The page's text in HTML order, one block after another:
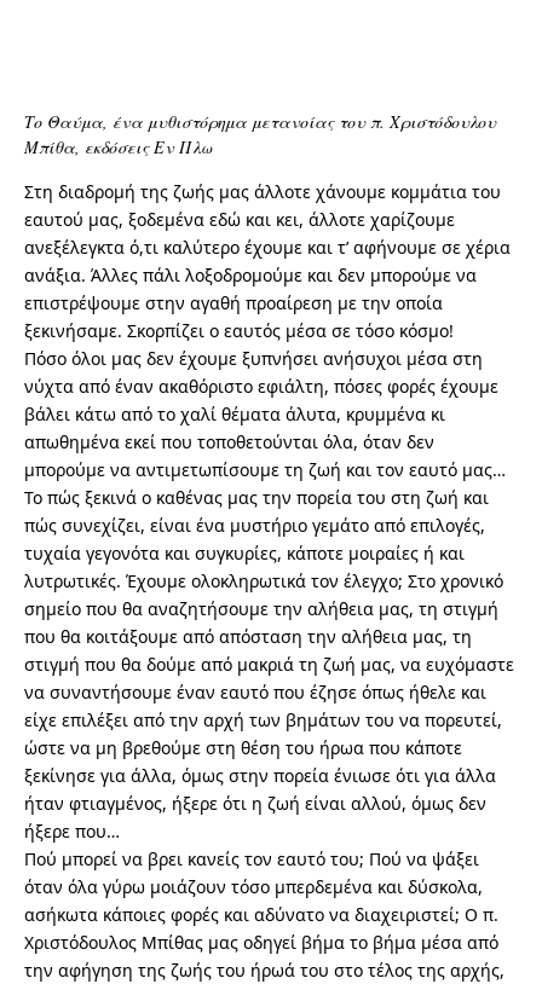
Το Θαύμα, ένα μυθιστόρημα μετανοίας του π. Χριστόδουλου
Μπίθα, εκδόσεις Εν Πλω
Στη διαδρομή της ζωής μας άλλοτε χάνουμε κομμάτια του
εαυτού μας, ξοδεμένα εδώ και κει, άλλοτε χαρίζουμε
ανεξέλεγκτα ό,τι καλύτερο έχουμε και τ’ αφήνουμε σε χέρια
ανάξια. Άλλες πάλι λοξοδρομούμε και δεν μπορούμε να
επιστρέψουμε στην αγαθή προαίρεση με την οποία
ξεκινήσαμε. Σκορπίζει ο εαυτός μέσα σε τόσο κόσμο!
Πόσο όλοι μας δεν έχουμε ξυπνήσει ανήσυχοι μέσα στη
νύχτα από έναν ακαθόριστο εφιάλτη, πόσες φορές έχουμε
βάλει κάτω από το χαλί θέματα άλυτα, κρυμμένα κι
απωθημένα εκεί που τοποθετούνται όλα, όταν δεν
μπορούμε να αντιμετωπίσουμε τη ζωή και τον εαυτό μας…
Το πώς ξεκινά ο καθένας μας την πορεία του στη ζωή και
πώς συνεχίζει, είναι ένα μυστήριο γεμάτο από επιλογές,
τυχαία γεγονότα και συγκυρίες, κάποτε μοιραίες ή και
λυτρωτικές. Έχουμε ολοκληρωτικά τον έλεγχο; Στο χρονικό
σημείο που θα αναζητήσουμε την αλήθεια μας, τη στιγμή
που θα κοιτάξουμε από απόσταση την αλήθεια μας, τη
στιγμή που θα δούμε από μακριά τη ζωή μας, να ευχόμαστε
να συναντήσουμε έναν εαυτό που έζησε όπως ήθελε και
είχε επιλέξει από την αρχή των βημάτων του να πορευτεί,
ώστε να μη βρεθούμε στη θέση του ήρωα που κάποτε
ξεκίνησε για άλλα, όμως στην πορεία ένιωσε ότι για άλλα
ήταν φτιαγμένος, ήξερε ότι η ζωή είναι αλλού, όμως δεν
ήξερε που…
Πού μπορεί να βρει κανείς τον εαυτό του; Πού να ψάξει
όταν όλα γύρω μοιάζουν τόσο μπερδεμένα και δύσκολα,
ασήκωτα κάποιες φορές και αδύνατο να διαχειριστεί; Ο π.
Χριστόδουλος Μπίθας μας οδηγεί βήμα το βήμα μέσα από
την αφήγηση της ζωής του ήρωά του στο τέλος της αρχής,